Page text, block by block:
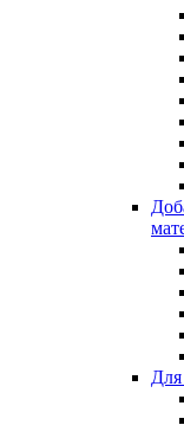
Для